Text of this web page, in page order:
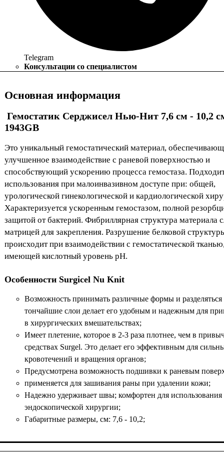
Telegram
Консультации со специалистом
Основная информация
Гемостатик Серджисел Нью-Нит 7,6 см - 10,2
1943GB
Это уникальный гемостатический материал,
улучшенное взаимодействие с раневой поверхностью и
способствующий ускорению процесса гемостаза.
использования при малоинвазивном доступе при: общей,
урологической гинекологической и кардиологической
Характеризуется ускоренным гемостазом, полной
защитой от бактерий. Фибриллярная структура материала
матрицей для закрепления. Разрушение белковой
происходит при взаимодействии с гемостатической
имеющей кислотный уровень рН.
Особенности Surgicel Nu Knit
Возможность принимать различные формы и разделяться
тончайшие слои делает его удобным и надежным для
в хирургических вмешательствах;
Имеет плетение, которое в 2-3 раза плотнее, чем в
средствах Surgel. Это делает его эффективным для
кровотечений и вращения органов;
Предусмотрена возможность подшивки к раневым
применяется для зашивания раны при удалении кожи;
Надежно удерживает швы; комфортен для использования
эндоскопической хирургии;
Габаритные размеры, см: 7,6 - 10,2;